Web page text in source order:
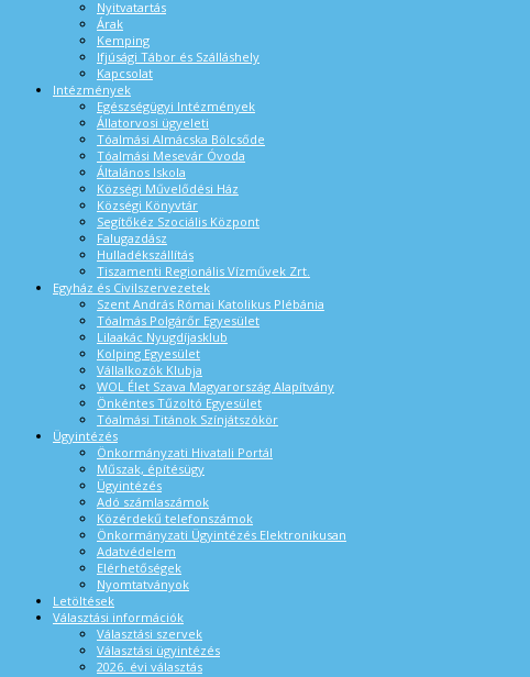
Nyitvatartás
Árak
Kemping
Ifjúsági Tábor és Szálláshely
Kapcsolat
Intézmények
Egészségügyi Intézmények
Állatorvosi ügyeleti
Tóalmási Almácska Bölcsőde
Tóalmási Mesevár Óvoda
Általános Iskola
Községi Művelődési Ház
Községi Könyvtár
Segítőkéz Szociális Központ
Falugazdász
Hulladékszállítás
Tiszamenti Regionális Vízművek Zrt.
Egyház és Civilszervezetek
Szent András Római Katolikus Plébánia
Tóalmás Polgárőr Egyesület
Lilaakác Nyugdíjasklub
Kolping Egyesület
Vállalkozók Klubja
WOL Élet Szava Magyarország Alapítvány
Önkéntes Tűzoltó Egyesület
Tóalmási Titánok Színjátszókör
Ügyintézés
Önkormányzati Hivatali Portál
Műszak, építésügy
Ügyintézés
Adó számlaszámok
Közérdekű telefonszámok
Önkormányzati Ügyintézés Elektronikusan
Adatvédelem
Elérhetőségek
Nyomtatványok
Letöltések
Választási információk
Választási szervek
Választási ügyintézés
2026. évi választás